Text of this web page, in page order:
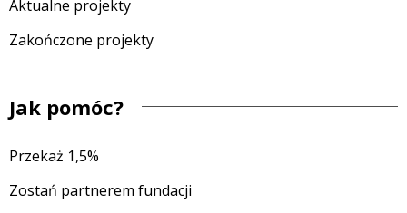
Aktualne projekty
Zakończone projekty
Jak pomóc?
Przekaż 1,5%
Zostań partnerem fundacji